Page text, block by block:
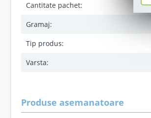
Cantitate pachet:
Gramaj:
Tip produs:
Varsta:
Produse asemanatoare